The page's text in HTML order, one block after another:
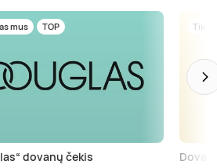
mus TOP
dovanų čekis
Tik